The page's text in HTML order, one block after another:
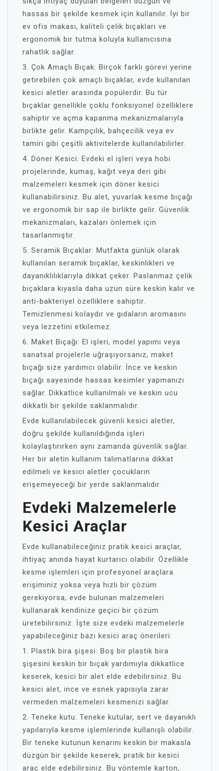
hassas bir şekilde kesmek için kullanılır. İyi bir
ev ofis makası, kaliteli çelik bıçakları ve
ergonomik bir tutma koluyla kullanıcısına
rahatlık sağlar.
3. Çok Amaçlı Bıçak: Birçok farklı görevi yerine
getirebilen çok amaçlı bıçaklar, evde kullanılan
kesici aletler arasında popülerdir. Bu tür
bıçaklar genellikle çoklu fonksiyonel özelliklere
sahiptir ve açma kapanma mekanizmalarıyla
birlikte gelir. Kampçılık, bahçecilik veya ev
tamiri gibi çeşitli aktivitelerde kullanılabilirler.
4. Döner Kesici: Evdeki el işleri veya hobi
projelerinde, kumaş, kağıt veya deri gibi
malzemeleri kesmek için döner kesici
kullanabilirsiniz. Bu alet, yuvarlak kesme bıçağı
ve ergonomik bir sap ile birlikte gelir. Güvenlik
mekanizmaları, kazaları önlemek için
tasarlanmıştır.
5. Seramik Bıçaklar: Mutfakta günlük olarak
kullanılan seramik bıçaklar, keskinlikleri ve
dayanıklılıklarıyla dikkat çeker. Paslanmaz çelik
bıçaklara kıyasla daha uzun süre keskin kalır ve
anti-bakteriyel özelliklere sahiptir.
Temizlenmesi kolaydır ve gıdaların aromasını
veya lezzetini etkilemez.
6. Maket Bıçağı: El işleri, model yapımı veya
sanatsal projelerle uğraşıyorsanız, maket
bıçağı size yardımcı olabilir. İnce ve keskin
bıçağı sayesinde hassas kesimler yapmanızı
sağlar. Dikkatlice kullanılmalı ve keskin ucu
dikkatli bir şekilde saklanmalıdır.
Evde kullanılabilecek güvenli kesici aletler,
doğru şekilde kullanıldığında işleri
kolaylaştırırken aynı zamanda güvenlik sağlar.
Her bir aletin kullanım talimatlarına dikkat
edilmeli ve kesici aletler çocukların
erişemeyeceği bir yerde saklanmalıdır.
Evdeki Malzemelerle
Kesici Araçlar
Evde kullanabileceğiniz pratik kesici araçlar,
ihtiyaç anında hayat kurtarıcı olabilir. Özellikle
kesme işlemleri için profesyonel araçlara
erişiminiz yoksa veya hızlı bir çözüm
gerekiyorsa, evde bulunan malzemeleri
kullanarak kendinize geçici bir çözüm
üretebilirsiniz. İşte size evdeki malzemelerle
yapabileceğiniz bazı kesici araç önerileri:
1. Plastik bira şişesi: Boş bir plastik bira
şişesini keskin bir bıçak yardımıyla dikkatlice
keserek, kesici bir alet elde edebilirsiniz. Bu
kesici alet, ince ve esnek yapısıyla zarar
vermeden malzemeleri kesmenizi sağlar.
2. Teneke kutu: Teneke kutular, sert ve dayanıklı
yapılarıyla kesme işlemlerinde kullanışlı olabilir.
Bir teneke kutunun kenarını keskin bir makasla
düzgün bir şekilde keserek, pratik bir kesici
araç elde edebilirsiniz. Bu yöntemle karton,